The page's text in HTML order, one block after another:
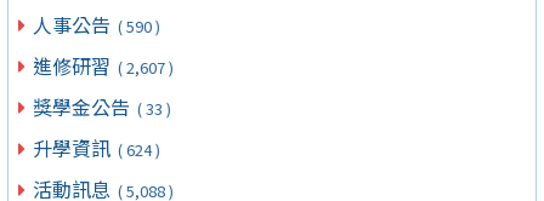
人事公告 ( 590 )
進修研習 ( 2,607 )
獎學金公告 ( 33 )
升學資訊 ( 624 )
活動訊息 ( 5,088 )